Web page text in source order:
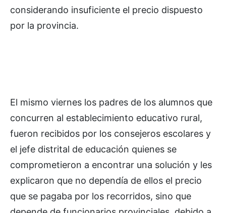
considerando insuficiente el precio dispuesto
por la provincia.
El mismo viernes los padres de los alumnos que
concurren al establecimiento educativo rural,
fueron recibidos por los consejeros escolares y
el jefe distrital de educación quienes se
comprometieron a encontrar una solución y les
explicaron que no dependía de ellos el precio
que se pagaba por los recorridos, sino que